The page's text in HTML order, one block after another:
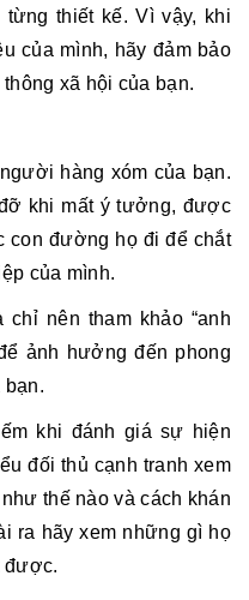
thiết kế. Vì vậy, khi
của mình, hãy đảm bảo
xã hội của bạn.
hàng xóm của bạn.
khi mất ý tưởng, được
con đường họ đi để chắt
của mình.
nên tham khảo “anh
ảnh hưởng đến phong
khi đánh giá sự hiện
đối thủ cạnh tranh xem
thế nào và cách khán
ra hãy xem những gì họ
được.